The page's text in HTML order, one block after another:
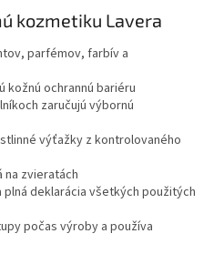
ý
i
u
kozmetiku Lavera
parfémov, farbív a
kožnú ochrannú bariéru
zaručujú výbornú
výťažky z kontrolovaného
na zvieratách
deklarácia všetkých použitých
počas výroby a používa